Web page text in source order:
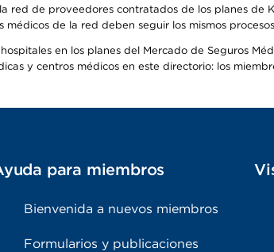
de proveedores contratados de los planes de
de la red deben seguir los mismos
en los planes del Mercado de Seguros
y centros médicos en este directorio: los
para miembros
Bienvenida a nuevos miembros
Formularios y publicaciones